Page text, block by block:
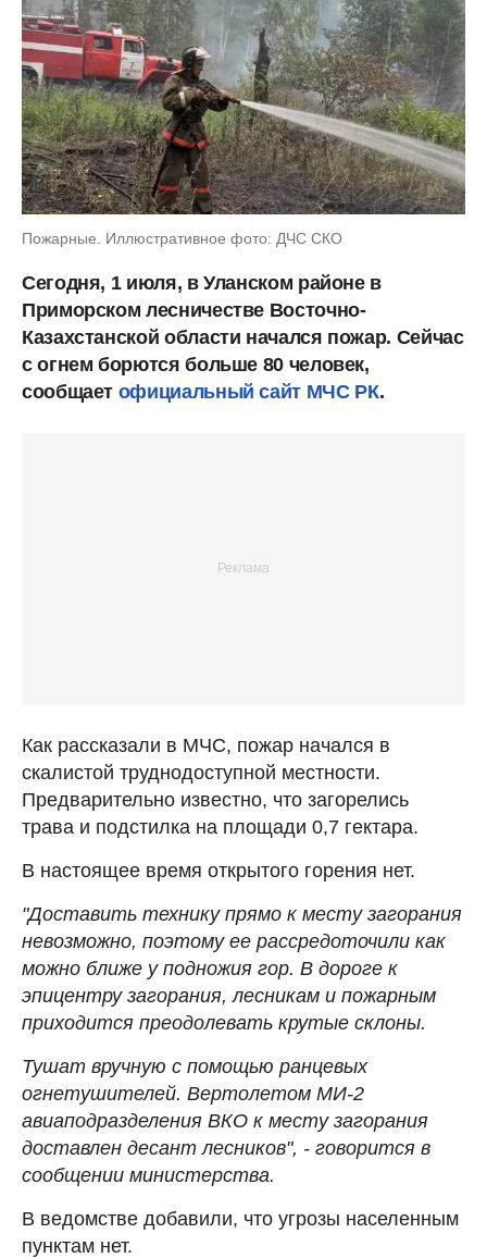
Пожарные. Иллюстративное фото: ДЧС СКО
Сегодня, 1 июля, в Уланском районе в
Приморском лесничестве Восточно-
Казахстанской области начался пожар. Сейчас
с огнем борются больше 80 человек,
сообщает официальный сайт МЧС РК.
Как рассказали в МЧС, пожар начался в
скалистой труднодоступной местности.
Предварительно известно, что загорелись
трава и подстилка на площади 0,7 гектара.
В настоящее время открытого горения нет.
"Доставить технику прямо к месту загорания
невозможно, поэтому ее рассредоточили как
можно ближе у подножия гор. В дороге к
эпицентру загорания, лесникам и пожарным
приходится преодолевать крутые склоны.
Тушат вручную с помощью ранцевых
огнетушителей. Вертолетом МИ-2
авиаподразделения ВКО к месту загорания
доставлен десант лесников", - говорится в
сообщении министерства.
В ведомстве добавили, что угрозы населенным
пунктам нет.